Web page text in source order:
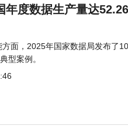
年度数据生产量达
面，2025年国家数据局发布了
型案例。